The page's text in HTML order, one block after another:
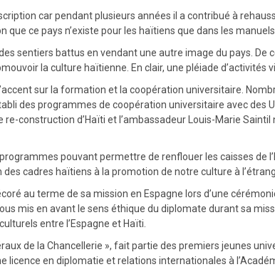
car pendant plusieurs années il a contribué à
que ce pays n’existe pour les haïtiens que dans les
sentiers battus en vendant une autre image du pays. De
la culture haïtienne. En clair, une pléiade
sur la formation et la coopération universitaire.
des programmes de coopération universitaire avec
construction d’Haïti et l’ambassadeur Louis-Marie
pouvant permettre de renflouer les caisses de
cadres haïtiens à la promotion de notre culture à
au terme de sa mission en Espagne lors d’une
mis en avant le sens éthique du diplomate durant sa
entre l’Espagne et Haïti.
de la Chancellerie », fait partie des premiers jeunes
licence en diplomatie et relations internationales à